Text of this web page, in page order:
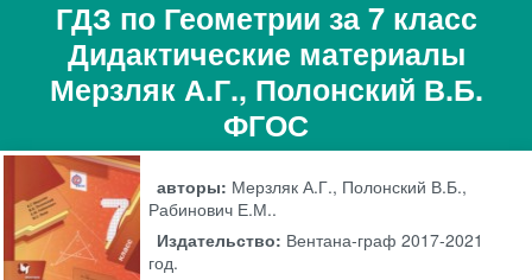
ГДЗ по Геометрии за 7 класс
Дидактические материалы
Мерзляк А.Г., Полонский В.Б.
ФГОС
авторы: Мерзляк А.Г., Полонский В.Б.,
Рабинович Е.М..
Издательство: Вентана-граф 2017-2021
год.